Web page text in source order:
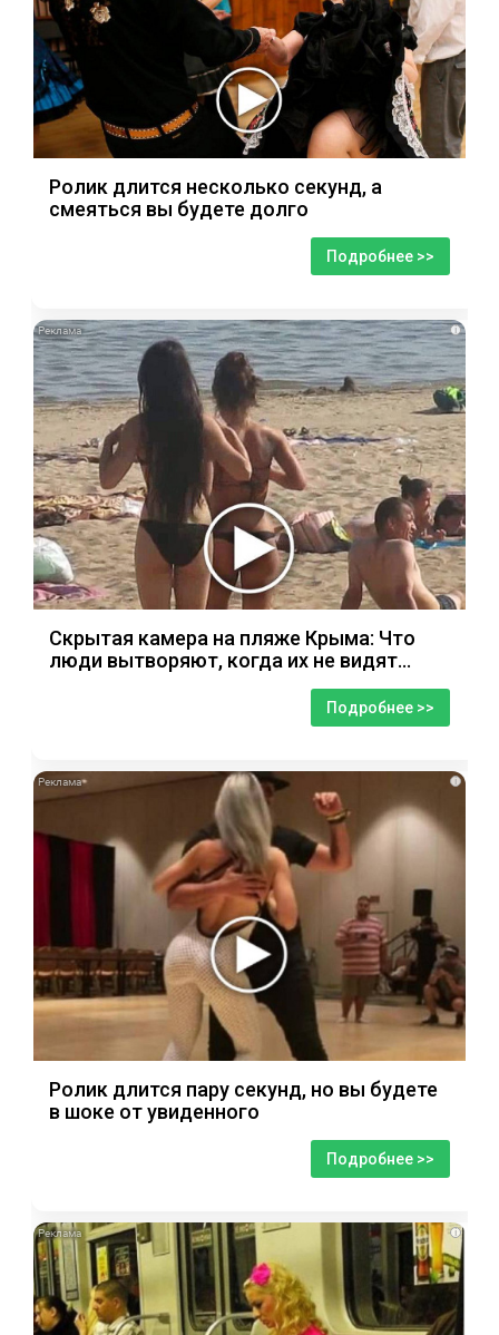
Ролик длится несколько секунд, а
смеяться вы будете долго
Подробнее >>
i
Скрытая камера на пляже Крыма: Что
люди вытворяют, когда их не видят...
Подробнее >>
i
Ролик длится пару секунд, но вы будете
в шоке от увиденного
Подробнее >>
i